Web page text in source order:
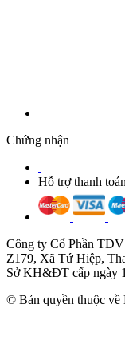
Chứng nhận
Hỗ trợ thanh toán
Công ty Cổ Phần
Z179, Xã Tứ Hiệp,
Sở KH&ĐT cấp ngày
© Bản quyền thuộc về